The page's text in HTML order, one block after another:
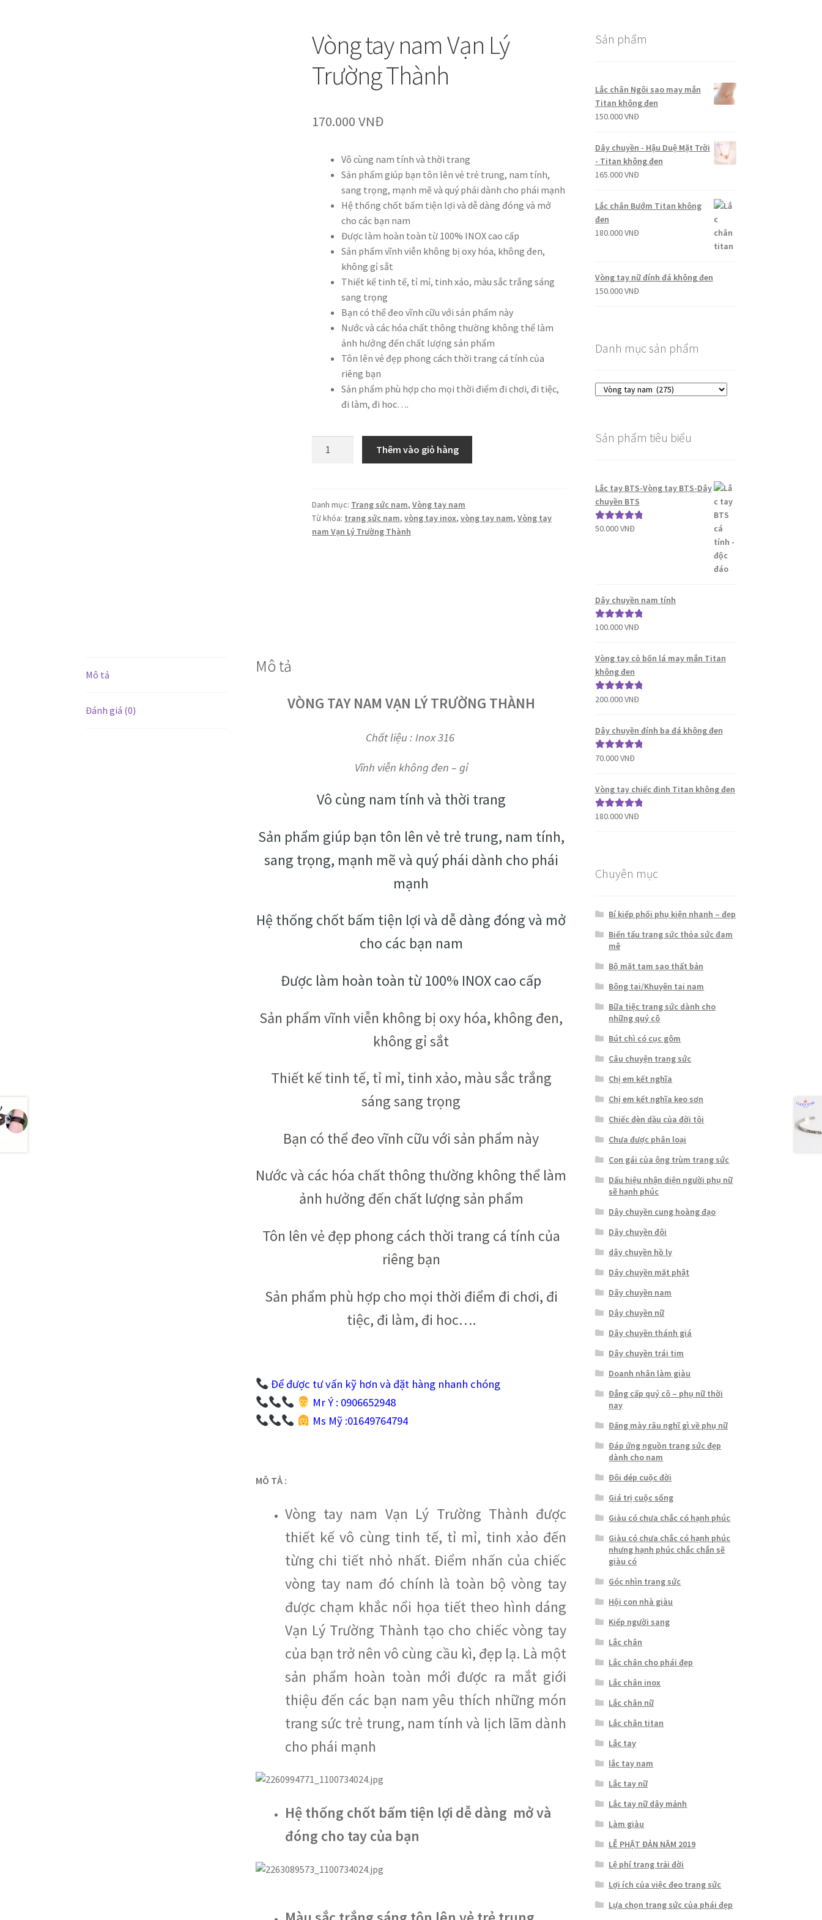
Vòng tay nam Vạn Lý
Trường Thành
170.000VNĐ
Vô cùng nam tính và thời trang
Sản phẩm giúp bạn tôn lên vẻ trẻ trung, nam tính,
sang trọng, mạnh mẽ và quý phái dành cho phái mạnh
Hệ thống chốt bấm tiện lợi và dễ dàng đóng và mở
cho các bạn nam
Được làm hoàn toàn từ 100% INOX cao cấp
Sản phẩm vĩnh viễn không bị oxy hóa, không đen,
không gỉ sắt
Thiết kế tinh tế, tỉ mỉ, tinh xảo, màu sắc trắng sáng
sang trọng
Bạn có thể đeo vĩnh cữu với sản phẩm này
Nước và các hóa chất thông thường không thể làm
ảnh hưởng đến chất lượng sản phẩm
Tôn lên vẻ đẹp phong cách thời trang cá tính của
riêng bạn
Sản phẩm phù hợp cho mọi thời điểm đi chơi, đi tiệc,
đi làm, đi hoc….
Lý
Trường
Thành
Thêm vào giỏ hàng
Danh mục: Trang sức nam,Vòng tay nam
Từ khóa: trang sức nam,vòng tay inox,vòng tay nam,Vòng tay
nam Vạn Lý Trường Thành
Mô tả
Đánh giá (0)
Mô tả
VÒNG TAY NAM VẠN LÝ TRƯỜNG THÀNH
Chất liệu : Inox 316
Vĩnh viễn không đen – gỉ
Vô cùng nam tính và thời trang
Sản phẩm giúp bạn tôn lên vẻ trẻ trung, nam tính,
sang trọng, mạnh mẽ và quý phái dành cho phái
mạnh
Hệ thống chốt bấm tiện lợi và dễ dàng đóng và mở
cho các bạn nam
Được làm hoàn toàn từ 100% INOX cao cấp
Sản phẩm vĩnh viễn không bị oxy hóa, không đen,
không gỉ sắt
Thiết kế tinh tế, tỉ mỉ, tinh xảo, màu sắc trắng
sáng sang trọng
Bạn có thể đeo vĩnh cữu với sản phẩm này
Nước và các hóa chất thông thường không thể làm
ảnh hưởng đến chất lượng sản phẩm
Tôn lên vẻ đẹp phong cách thời trang cá tính của
riêng bạn
Sản phẩm phù hợp cho mọi thời điểm đi chơi, đi
tiệc, đi làm, đi hoc….
Để được tư vấn kỹ hơn và đặt hàng nhanh chóng
Mr Ý : 0906652948
Ms Mỹ :01649764794
MÔ TẢ :
Vòng tay nam Vạn Lý Trường Thành được
thiết kế vô cùng tinh tế, tỉ mỉ, tinh xảo đến
từng chi tiết nhỏ nhất. Điểm nhấn của chiếc
vòng tay nam đó chính là toàn bộ vòng tay
được chạm khắc nổi họa tiết theo hình dáng
Vạn Lý Trường Thành tạo cho chiếc vòng tay
của bạn trở nên vô cùng cầu kì, đẹp lạ. Là một
sản phẩm hoàn toàn mới được ra mắt giới
thiệu đến các bạn nam yêu thích những món
trang sức trẻ trung, nam tính và lịch lãm dành
cho phái mạnh
Hệ thống chốt bấm tiện lợi dễ dàng mở và
đóng cho tay của bạn
Sản phẩm
Lắc chân Ngôi sao may mắn
Titan không đen
150.000VNĐ
Dây chuyền - Hậu Duệ Mặt Trời
- Titan không đen
165.000VNĐ
Lắc chân Bướm Titan không
đen
180.000VNĐ
Vòng tay nữ đính đá không đen
150.000VNĐ
Danh mục sản phẩm
Sản phẩm tiêu biểu
Lắc tay BTS-Vòng tay BTS-Dây
chuyền BTS
Được xếp
50.000VNĐ
Dây chuyền nam tính
Được xếp
sao
100.000VNĐ
Vòng tay cỏ bốn lá may mắn Titan
không đen
Được xếp
sao
200.000VNĐ
Dây chuyền đính ba đá không đen
Được xếp
sao
70.000VNĐ
Vòng tay chiếc đinh Titan không đen
Được xếp
180.000VNĐ
Chuyên mục
Bí kiếp phối phụ kiện nhanh – đẹp
Biến tấu trang sức thỏa sức đam
mê
Bộ mặt tam sao thất bản
Bông tai/Khuyên tai nam
Bữa tiệc trang sức dành cho
những quý cô
Bút chì có cục gôm
Câu chuyện trang sức
Chị em kết nghĩa
Chị em kết nghĩa keo sơn
Chiếc đèn dầu của đời tôi
Chưa được phân loại
Con gái của ông trùm trang sức
Dấu hiệu nhận diện người phụ nữ
sẽ hạnh phúc
Dây chuyền cung hoàng đạo
Dây chuyền đôi
dây chuyền hồ ly
Dây chuyền mặt phật
Dây chuyền nam
Dây chuyền nữ
Dây chuyền thánh giá
Dây chuyền trái tim
Doanh nhân làm giàu
Đẳng cấp quý cô – phụ nữ thời
nay
Đấng mày râu nghĩ gì về phụ nữ
Đáp ứng nguồn trang sức đẹp
dành cho nam
Đôi dép cuộc đời
Giá trị cuộc sống
Giàu có chưa chắc có hạnh phúc
Giàu có chưa chắc có hạnh phúc
nhưng hạnh phúc chắc chắn sẽ
giàu có
Góc nhìn trang sức
Hội con nhà giàu
Kiếp người sang
Lắc chân
Lắc chân cho phái đẹp
Lắc chân inox
Lắc chân nữ
Lắc chân titan
Lắc tay
lắc tay nam
Lắc tay nữ
Lắc tay nữ dây mảnh
Làm giàu
LỄ PHẬT ĐẢN NĂM 2019
Lệ phí trang trải đời
Lợi ích của việc đeo trang sức
Lựa chọn trang sức của phái đẹp